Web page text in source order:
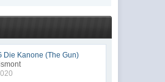
Die Kanone (The Gun)